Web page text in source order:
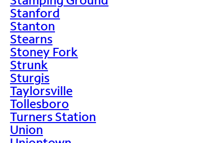
Stanford
Stanton
Stearns
Stoney Fork
Strunk
Sturgis
Taylorsville
Tollesboro
Turners Station
Union